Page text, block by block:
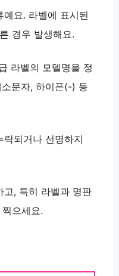
예요. 라벨에 표시된
경우 발생해요.
라벨의 모델명을 정
문자, 하이픈(-) 등
되거나 선명하지
고, 특히 라벨과 명판
으세요.